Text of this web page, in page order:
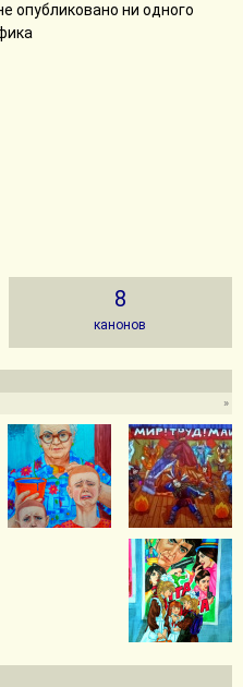
опубликовано ни одного
8
канонов
»